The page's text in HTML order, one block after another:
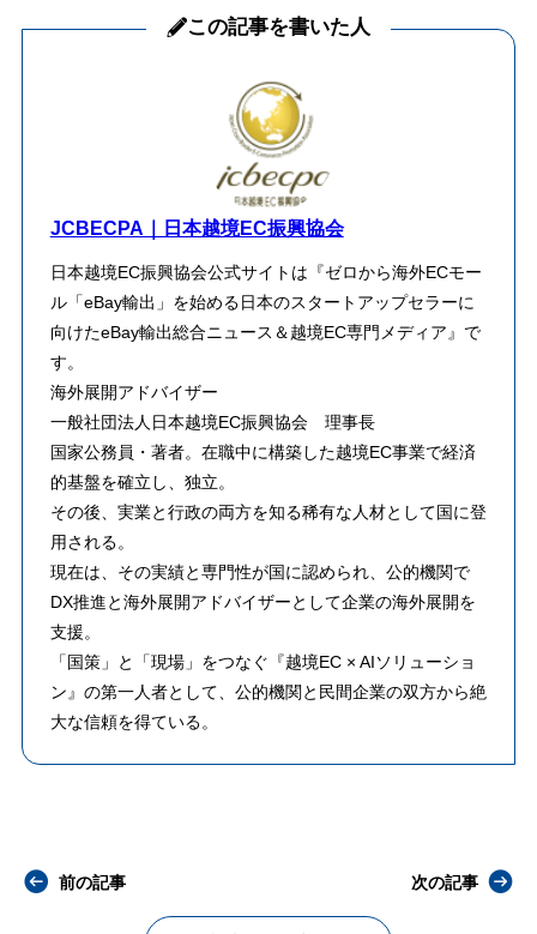
この記事を書いた人
JCBECPA｜日本越境EC振興協会
日本越境EC振興協会公式サイトは『ゼロから海外ECモー
ル「eBay輸出」を始める日本のスタートアップセラーに
向けたeBay輸出総合ニュース＆越境EC専門メディア』で
す。
海外展開アドバイザー
一般社団法人日本越境EC振興協会 理事長
​国家公務員・著者。在職中に構築した越境EC事業で経済
的基盤を確立し、独立。
その後、実業と行政の両方を知る稀有な人材として国に登
用される。
​現在は、その実績と専門性が国に認められ、公的機関で
DX推進と海外展開アドバイザーとして企業の海外展開を
支援。
「国策」と「現場」をつなぐ『越境EC × AIソリューショ
ン』の第一人者として、公的機関と民間企業の双方から絶
大な信頼を得ている。
前の記事 次の記事